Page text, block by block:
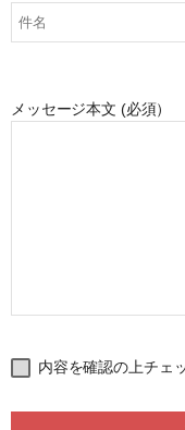
メッセージ本文 (必須）
内容を確認の上チェ